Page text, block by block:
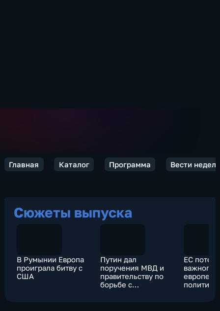
Главная Каталог Программа Вести недели
Сюжеты выпуска
В Румынии Европа
проиграла битву с
США
Путин дал
поручения МВД и
правительству по
борьбе с
ЕС
важного
политики